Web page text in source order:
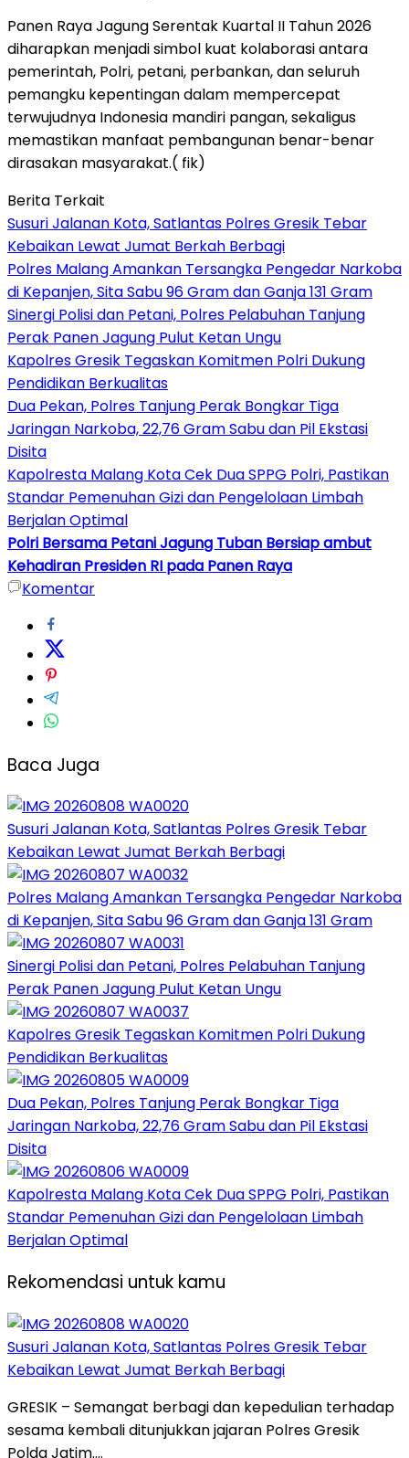
Panen Raya Jagung Serentak Kuartal II Tahun 2026
diharapkan menjadi simbol kuat kolaborasi antara
pemerintah, Polri, petani, perbankan, dan seluruh
pemangku kepentingan dalam mempercepat
terwujudnya Indonesia mandiri pangan, sekaligus
memastikan manfaat pembangunan benar-benar
dirasakan masyarakat.( fik)
Berita Terkait
Susuri Jalanan Kota, Satlantas Polres Gresik Tebar
Kebaikan Lewat Jumat Berkah Berbagi
Polres Malang Amankan Tersangka Pengedar Narkoba
di Kepanjen, Sita Sabu 96 Gram dan Ganja 131 Gram
Sinergi Polisi dan Petani, Polres Pelabuhan Tanjung
Perak Panen Jagung Pulut Ketan Ungu
Kapolres Gresik Tegaskan Komitmen Polri Dukung
Pendidikan Berkualitas
Dua Pekan, Polres Tanjung Perak Bongkar Tiga
Jaringan Narkoba, 22,76 Gram Sabu dan Pil Ekstasi
Disita
Kapolresta Malang Kota Cek Dua SPPG Polri, Pastikan
Standar Pemenuhan Gizi dan Pengelolaan Limbah
Berjalan Optimal
Polri Bersama Petani Jagung Tuban Bersiap ambut
Kehadiran Presiden RI pada Panen Raya
Komentar
Baca Juga
Susuri Jalanan Kota, Satlantas Polres Gresik Tebar
Kebaikan Lewat Jumat Berkah Berbagi
Polres Malang Amankan Tersangka Pengedar Narkoba
di Kepanjen, Sita Sabu 96 Gram dan Ganja 131 Gram
Sinergi Polisi dan Petani, Polres Pelabuhan Tanjung
Perak Panen Jagung Pulut Ketan Ungu
Kapolres Gresik Tegaskan Komitmen Polri Dukung
Pendidikan Berkualitas
Dua Pekan, Polres Tanjung Perak Bongkar Tiga
Jaringan Narkoba, 22,76 Gram Sabu dan Pil Ekstasi
Disita
Kapolresta Malang Kota Cek Dua SPPG Polri, Pastikan
Standar Pemenuhan Gizi dan Pengelolaan Limbah
Berjalan Optimal
Rekomendasi untuk kamu
Susuri Jalanan Kota, Satlantas Polres Gresik Tebar
Kebaikan Lewat Jumat Berkah Berbagi
GRESIK – Semangat berbagi dan kepedulian terhadap
sesama kembali ditunjukkan jajaran Polres Gresik
Polda Jatim….